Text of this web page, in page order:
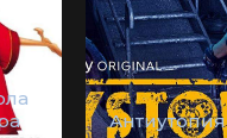
Антиутопия